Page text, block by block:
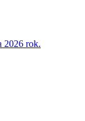
2026 rok.